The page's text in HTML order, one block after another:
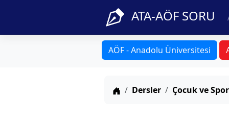
ATA-AÖF SORU
AÖF - Anadolu Üniversitesi
Anasayfa
Dersler Çocuk ve Spor